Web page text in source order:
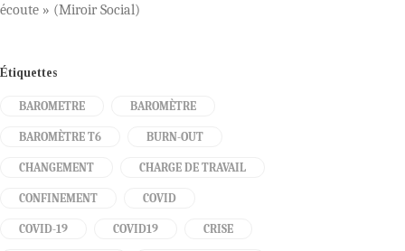
écoute » (Miroir Social)
Étiquettes
BAROMETRE BAROMÈTRE
BAROMÈTRE T6 BURN-OUT
CHANGEMENT CHARGE DE TRAVAIL
CONFINEMENT COVID
COVID-19 COVID19 CRISE